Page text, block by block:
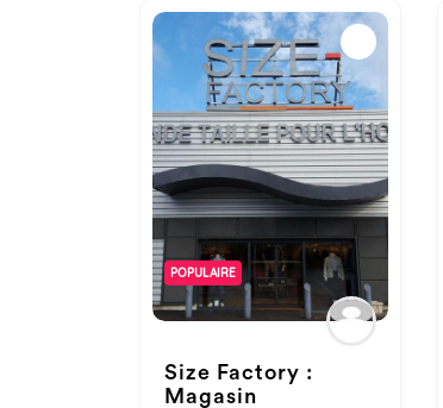
POPULAIRE
Size Factory :
Magasin